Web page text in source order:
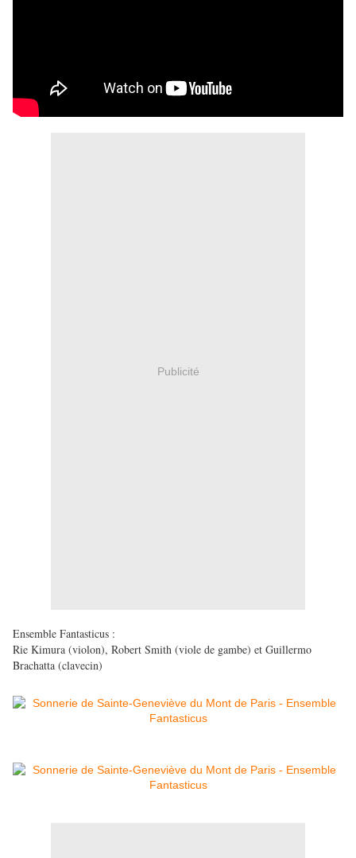
Publicité
Ensemble Fantasticus :
Rie Kimura (violon), Robert Smith (viole de gambe) et Guillermo
Brachatta (clavecin)